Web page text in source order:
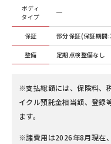
ボディ
タイプ
─
保証 部分保証(保証期
整備 定期点検整備なし
※支払総額には、保険料、
イクル預託金相当額、登録
ます。
※諸費用は2026年8月現在